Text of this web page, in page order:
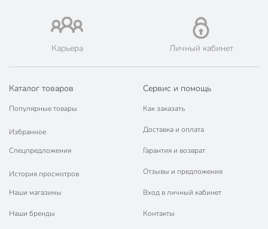
синий
Особенности конструкции
глубокий
с толстым дном
Тип
универсальный
для рыбы
для курицы
для омлета
для оладий
для газовых плит
Карьера Личный кабинет
Каталог товаров
Популярные товары
Избранное
Спецпредложения
История просмотров
Наши магазины
Наши бренды
Сервис и помощь
Как заказать
Доставка и оплата
Гарантия и возврат
Отзывы и предложения
Вход в личный кабинет
Контакты